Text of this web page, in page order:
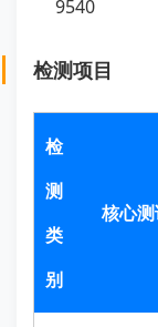
9540
检测项目
检
测
类
别
核心